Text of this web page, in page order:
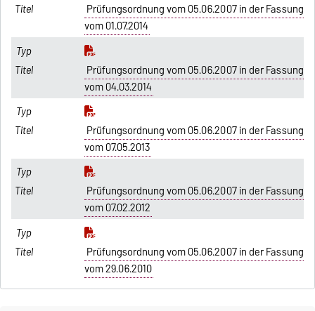
Prüfungsordnung vom 05.06.2007 in der Fassung
vom 01.07.2014
Prüfungsordnung vom 05.06.2007 in der Fassung
vom 04.03.2014
Prüfungsordnung vom 05.06.2007 in der Fassung
vom 07.05.2013
Prüfungsordnung vom 05.06.2007 in der Fassung
vom 07.02.2012
Prüfungsordnung vom 05.06.2007 in der Fassung
vom 29.06.2010